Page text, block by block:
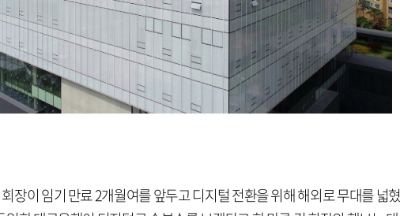
장이 임기 만료 2개월여를 앞두고 디지털 전환을 위해 해외로 무대를 넓혔